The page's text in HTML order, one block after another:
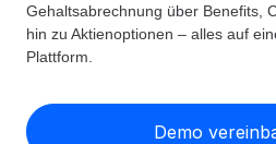
Employer of Record
Weltweites Wachstum ohne
Contractor of Record
Rechtssichere, weltweite
Country Explorer
Länderspezifische
Einfache Einstellung in allen
TOOLS UND RECHNER
Preise
Gehaltsabrechnung über Benefits,
hin zu Aktienoptionen – alles auf
Plattform.
Demo